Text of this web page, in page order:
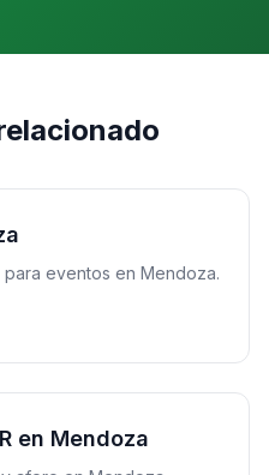
eventos en Mendoza.
en Mendoza